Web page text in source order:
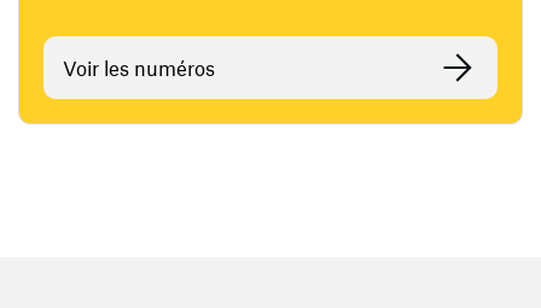
Voir les numéros